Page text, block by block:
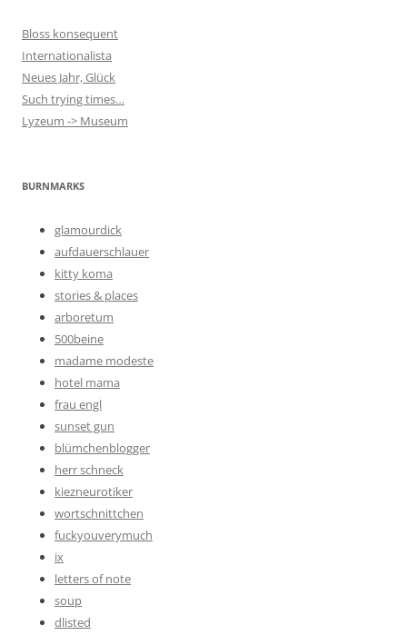
Bloss konsequent
Internationalista
Neues Jahr, Glück
Such trying times…
Lyzeum -> Museum
BURNMARKS
glamourdick
aufdauerschlauer
kitty koma
stories & places
arboretum
500beine
madame modeste
hotel mama
frau engl
sunset gun
blümchenblogger
herr schneck
kiezneurotiker
wortschnittchen
fuckyouverymuch
ix
letters of note
soup
dlisted